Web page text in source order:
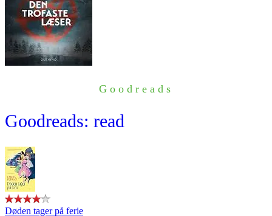
Goodreads
Goodreads: read
Døden tager på ferie